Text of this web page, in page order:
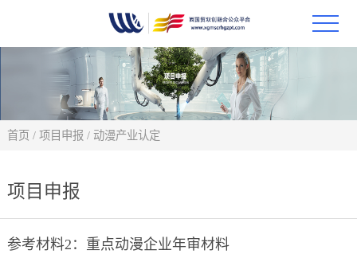
首页 / 项目申报 / 动漫产业认定
项目申报
参考材料2：重点动漫企业年审材料